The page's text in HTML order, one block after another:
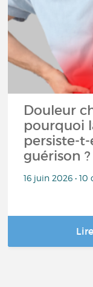
Douleur
pourquoi
persiste-
guérison ?
16 juin 2026 •